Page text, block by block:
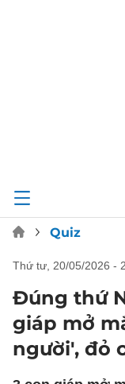
Quiz
thứ tư, 20/05/2026 -
Đúng thứ
giáp mở
người', đỏ